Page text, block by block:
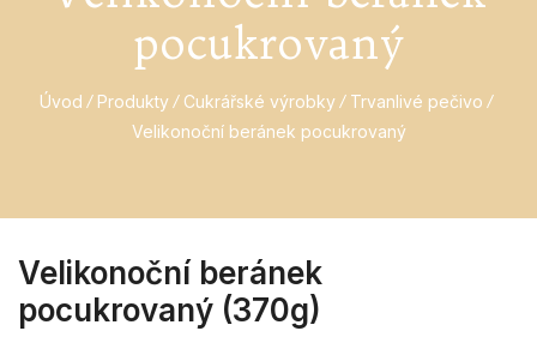
pocukrovaný
Úvod Produkty Cukrářské výrobky
Trvanlivé pečivo
Velikonoční beránek pocukrovaný
Velikonoční beránek
pocukrovaný (370g)